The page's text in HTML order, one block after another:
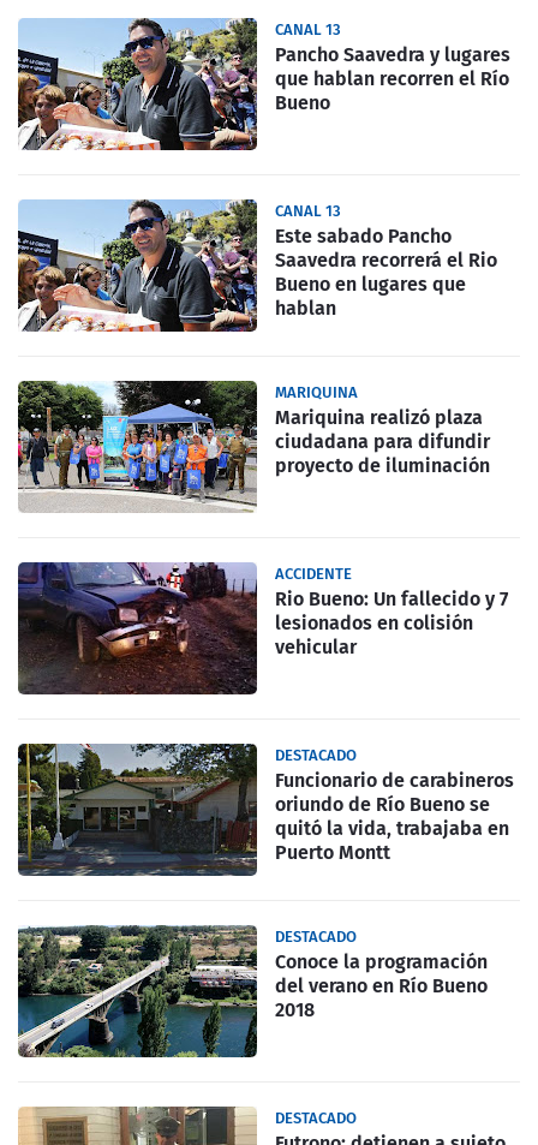
CANAL 13
Pancho Saavedra y lugares
que hablan recorren el Río
Bueno
CANAL 13
Este sabado Pancho
Saavedra recorrerá el Rio
Bueno en lugares que
hablan
MARIQUINA
Mariquina realizó plaza
ciudadana para difundir
proyecto de iluminación
ACCIDENTE
Rio Bueno: Un fallecido y 7
lesionados en colisión
vehicular
DESTACADO
Funcionario de carabineros
oriundo de Río Bueno se
quitó la vida, trabajaba en
Puerto Montt
DESTACADO
Conoce la programación
del verano en Río Bueno
2018
DESTACADO